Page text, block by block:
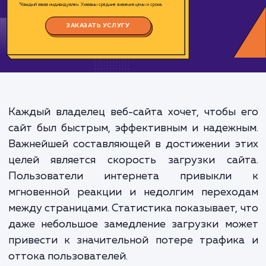
Цена:
Срок исполнения:
*Каждый заказ индивидуален. Указаны средние значения цены и срока.
ЗАКАЗАТЬ УСЛУГУ
Каждый владелец веб-сайта хочет, чтобы
сайт был быстрым, эффективным и
Важнейшей составляющей в достижении
целей является скорость загрузки
Пользователи интернета
мгновенной реакции и недолгим
между страницами. Статистика показывает,